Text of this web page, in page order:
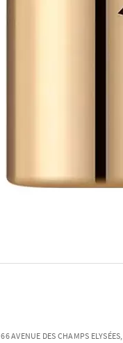
66 AVENUE DES CHAMPS